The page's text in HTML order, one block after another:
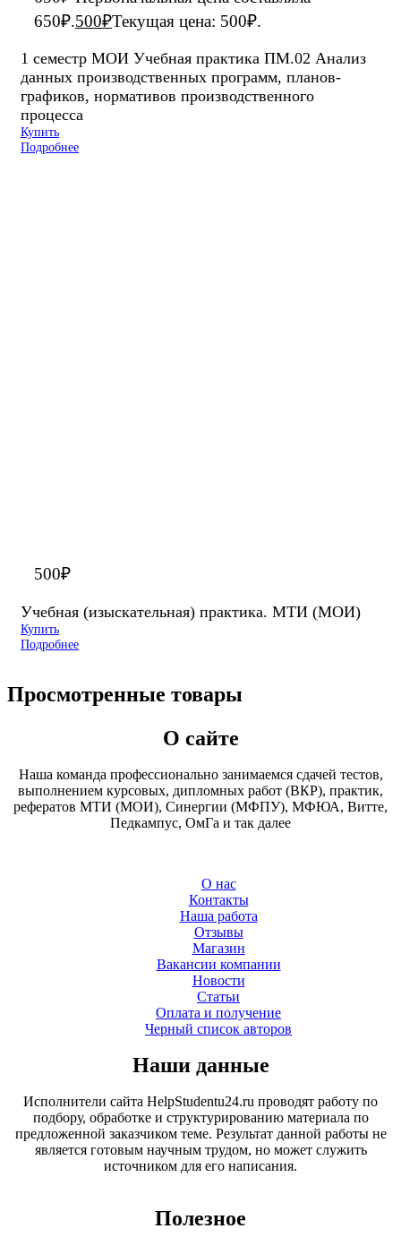
650₽.500₽Текущая цена: 500₽.
1 семестр МОИ Учебная практика ПМ.02 Анализ
данных производственных программ, планов-
графиков, нормативов производственного
процесса
Купить
Подробнее
500₽
Учебная (изыскательная) практика. МТИ (МОИ)
Купить
Подробнее
Просмотренные товары
О сайте
Наша команда профессионально занимаемся сдачей тестов,
выполнением курсовых, дипломных работ (ВКР), практик,
рефератов МТИ (МОИ), Синергии (МФПУ), МФЮА, Витте,
Педкампус, ОмГа и так далее
О нас
Контакты
Наша работа
Отзывы
Магазин
Вакансии компании
Новости
Статьи
Оплата и получение
Черный список авторов
Наши данные
Исполнители сайта HelpStudentu24.ru проводят работу по
подбору, обработке и структурированию материала по
предложенной заказчиком теме. Результат данной работы не
является готовым научным трудом, но может служить
источником для его написания.
Полезное